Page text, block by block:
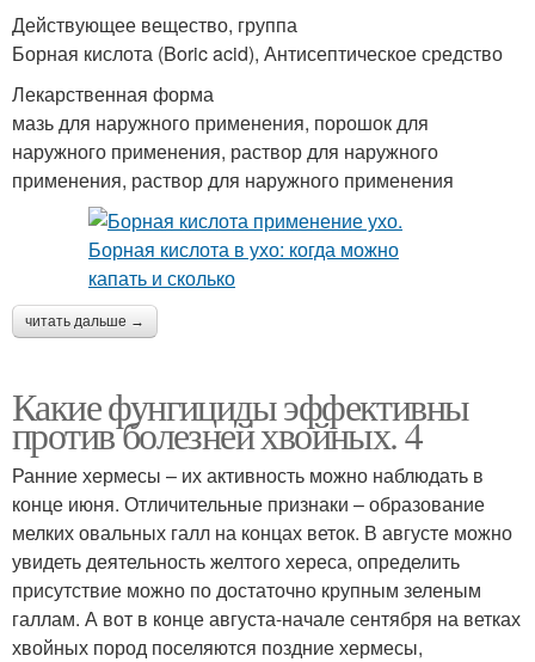
Действующее вещество, группа
Борная кислота (Boric acid), Антисептическое средство
Лекарственная форма
мазь для наружного применения, порошок для
наружного применения, раствор для наружного
применения, раствор для наружного применения
читать дальше →
Какие фунгициды эффективны
против болезней хвойных. 4
Ранние хермесы – их активность можно наблюдать в
конце июня. Отличительные признаки – образование
мелких овальных галл на концах веток. В августе можно
увидеть деятельность желтого хереса, определить
присутствие можно по достаточно крупным зеленым
галлам. А вот в конце августа-начале сентября на ветках
хвойных пород поселяются поздние хермесы,